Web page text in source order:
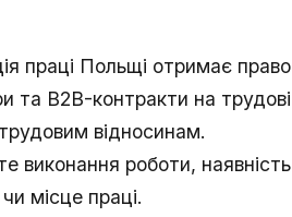
праці Польщі отримає право
та B2B-контракти на трудові
відносинам.
виконання роботи, наявність
місце праці.